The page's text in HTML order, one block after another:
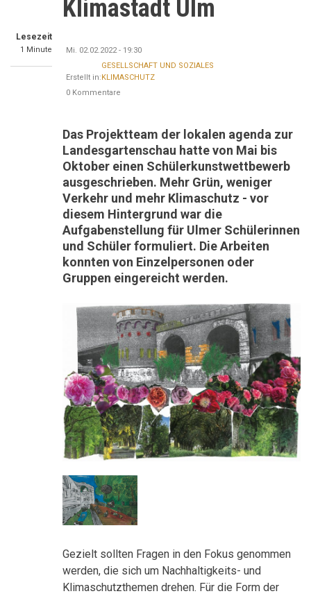
Lesezeit
1 Minute
Klimastadt Ulm
Mi. 02.02.2022 - 19:30
Erstellt in:
GESELLSCHAFT UND SOZIALES
KLIMASCHUTZ
0 Kommentare
Das Projektteam der lokalen agenda zur
Landesgartenschau hatte von Mai bis
Oktober einen Schülerkunstwettbewerb
ausgeschrieben. Mehr Grün, weniger
Verkehr und mehr Klimaschutz - vor
diesem Hintergrund war die
Aufgabenstellung für Ulmer Schülerinnen
und Schüler formuliert. Die Arbeiten
konnten von Einzelpersonen oder
Gruppen eingereicht werden.
Gezielt sollten Fragen in den Fokus genommen
werden, die sich um Nachhaltigkeits- und
Klimaschutzthemen drehen. Für die Form der